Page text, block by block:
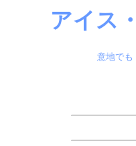
アイス
意地でも